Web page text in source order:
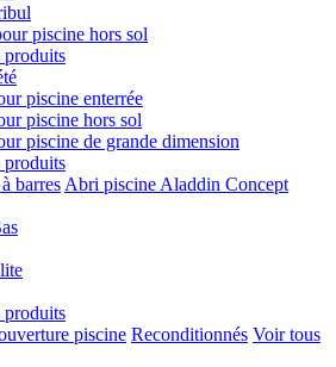
piscine hors sol
produits
piscine enterrée
piscine hors sol
piscine de grande dimension
produits
barres Abri piscine Aladdin Concept
produits
piscine Reconditionnés Voir tous